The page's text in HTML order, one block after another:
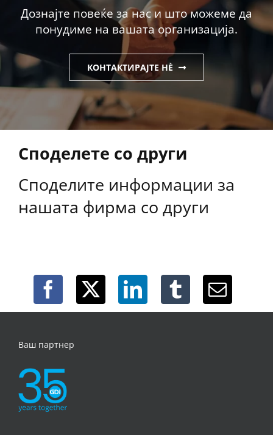
Дознајте повеќе за нас и што можеме да
понудиме на вашата организација.
КОНТАКТИРАЈТЕ НÈ
Споделете со други
Споделите информации за
нашата фирма со други
Ваш партнер